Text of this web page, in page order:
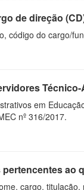
de direção
código do cargo/
em
nº 316/2017.
ao
cargo,